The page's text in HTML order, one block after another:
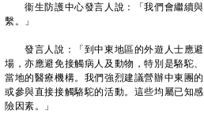
衞生防護中心發言人說：「我們會繼續與
繫。」
發言人說：「到中東地區的外遊人士應避
場，亦應避免接觸病人及動物，特別是駱駝
當地的醫療機構。我們強烈建議營辦中東團
或參與直接接觸駱駝的活動。這些均屬已知
險因素。」